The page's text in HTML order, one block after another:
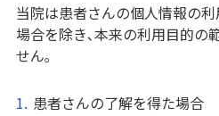
当院は患者さんの個人情報の
場合を除き､本来の利用目的の
せん｡
患者さんの了解を得た場合